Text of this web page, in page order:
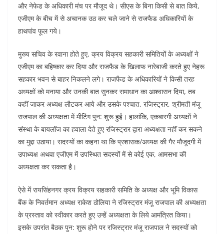
और नेफेड के अधिकारी मंच पर मौजूद थे। सीएस के बिना किसी से बात किये,
एजीएम के बीच में से अचानक उठ कर चले जाने से राजफैड अधिकारियों के
हाथपांव फूल गये।
मुख्य सचिव के रवाना होते हुए, क्रय विक्रय सहकारी समितियों के अध्यक्षों ने
एजीएम का बहिष्कार कर दिया और राजफैड के खिलाफ नारेबाजी करते हुए नेहरू
सहकार भवन से बाहर निकलने लगे। राजफैड के अधिकारियों ने किसी तरह
अध्यक्षों को मनाया और उनकी बात सुनकर समाधान का आश्वासन दिया, तब
कहीं जाकर अध्यक्ष लौटकर आये और उसके पश्चात, रजिस्ट्रार, श्रीमती मंजू
राजपाल की अध्यक्षता में मीटिंग पुन: शुरू हुई। हालांकि, एकबारगी अध्यक्षों ने
संस्था के बायलॉज का हवाला देते हुए रजिस्ट्रार द्वारा अध्यक्षता नहीं कर सकने
का मुद्दा उठाया। सदस्यों का कहना था कि प्रशासक/अध्यक्ष की गैर मौजूदगी में
उपाध्यक्ष अथवा एजीएम में उपस्थित सदस्यों में से कोई एक, आमसभा की
अध्यक्षता कर सकता है।
ऐसे मेंं रायसिंहनगर क्रय विक्रय सहकारी समिति के अध्यक्ष और भूमि विकास
बैंक के निवर्तमान अध्यक्ष राकेश ठोलिया ने रजिस्ट्रार मंजू राजपाल की अध्यक्षता
के प्रस्ताव को स्वीकार करते हुए उन्हें अध्यक्षता के लिये आमंत्रित किया।
इसके उपरांत बैठक पुन: शुरू होने पर रजिस्ट्रार मंजू राजपाल ने सदस्यों को